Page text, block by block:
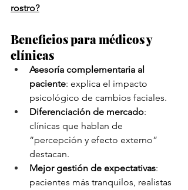
rostro?
Beneficios para médicos y
clínicas
Asesoría complementaria al
paciente: explica el impacto
psicológico de cambios faciales.
Diferenciación de mercado:
clínicas que hablan de
“percepción y efecto externo”
destacan.
Mejor gestión de expectativas:
pacientes más tranquilos, realistas